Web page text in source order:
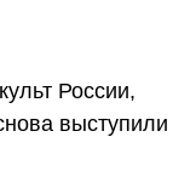
России,
выступили